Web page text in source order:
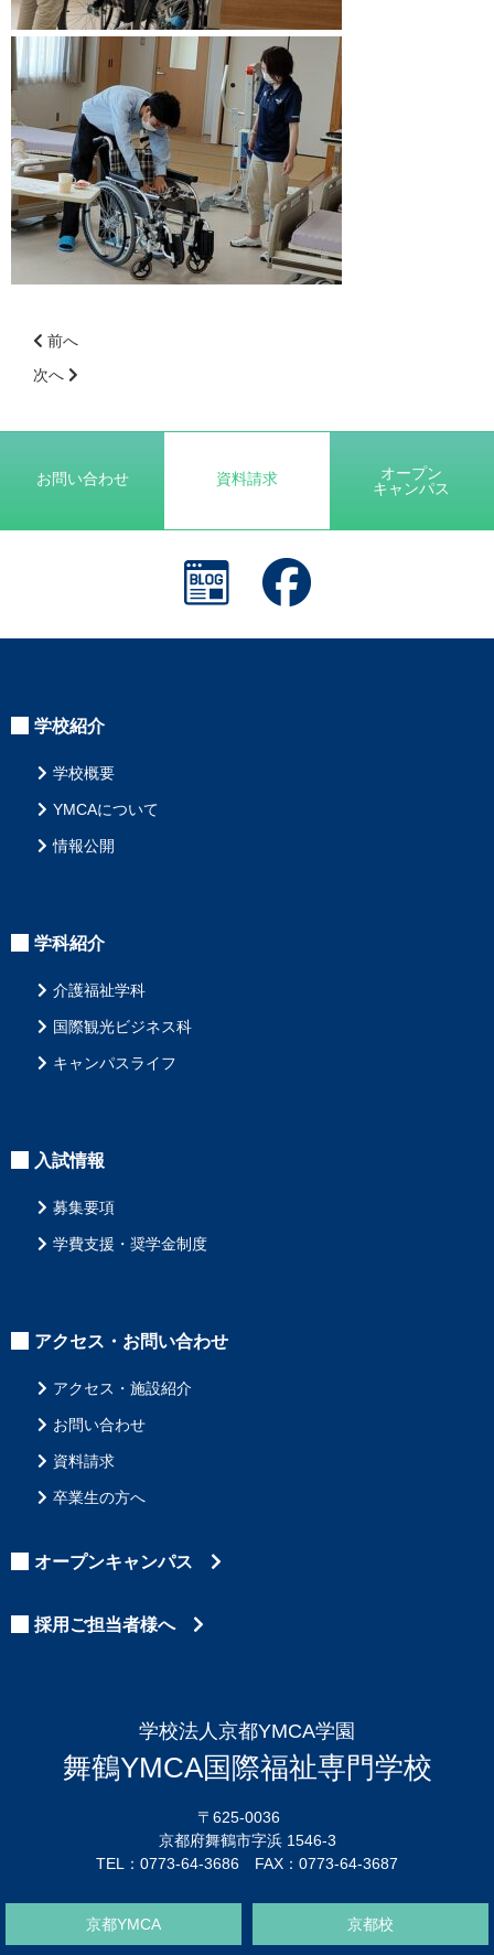
学費支援・奨学金制度
オープンキャンパス
採用ご担当者様へ
京都校
の
前へ
次へ
お問い合わせ 資料請求
オープン
キャンパス
学校紹介
学校概要
YMCAについて
情報公開
学科紹介
介護福祉学科
国際観光ビジネス科
キャンパスライフ
入試情報
募集要項
学費支援・奨学金制度
アクセス・お問い合わせ
アクセス・施設紹介
お問い合わせ
資料請求
卒業生の方へ
オープンキャンパス
採用ご担当者様へ
学校法人京都YMCA学園
舞鶴YMCA国際福祉専門学校
〒625-0036
京都府舞鶴市字浜 1546-3
TEL：0773-64-3686 FAX：0773-64-3687
京都YMCA 京都校